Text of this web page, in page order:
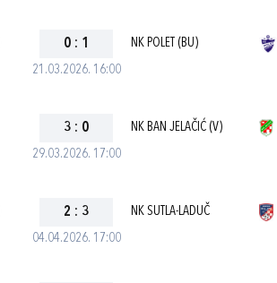
21.03.2026. 16:00
0 : 1 NK POLET (BU)
29.03.2026. 17:00
3 : 0 NK BAN JELAČIĆ (V)
04.04.2026. 17:00
2 : 3 NK SUTLA-LADUČ